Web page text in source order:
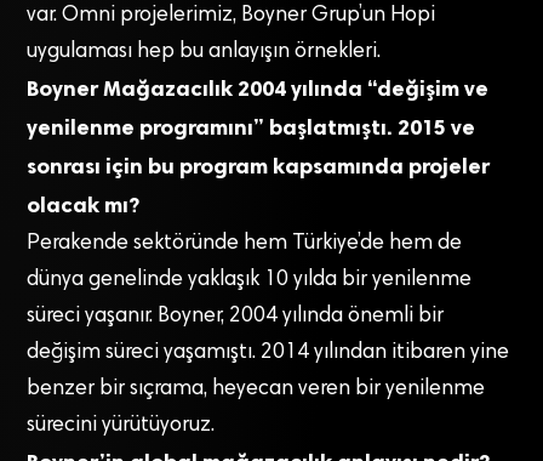
var. Omni projelerimiz, Boyner Grup’un Hopi
uygulaması hep bu anlayışın örnekleri.
Boyner Mağazacılık 2004 yılında “değişim ve
yenilenme programını” başlatmıştı. 2015 ve
sonrası için bu program kapsamında projeler
olacak mı?
Perakende sektöründe hem Türkiye’de hem de
dünya genelinde yaklaşık 10 yılda bir yenilenme
süreci yaşanır. Boyner, 2004 yılında önemli bir
değişim süreci yaşamıştı. 2014 yılından itibaren yine
benzer bir sıçrama, heyecan veren bir yenilenme
sürecini yürütüyoruz.